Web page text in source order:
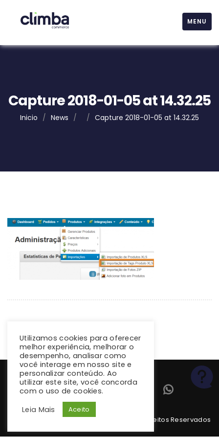
MENU
Capture 2018-01-05 at 14.32.25
Inicio / News / / Capture 2018-01-05 at 14.32.25
Copyright 2026 climba.com.br. Todos os Direitos Reservados
Utilizamos cookies para oferecer
melhor experiência, melhorar o
desempenho, analisar como
você interage em nosso site e
personalizar conteúdo. Ao
utilizar este site, você concorda
com o uso de cookies.
Leia Mais
Aceito